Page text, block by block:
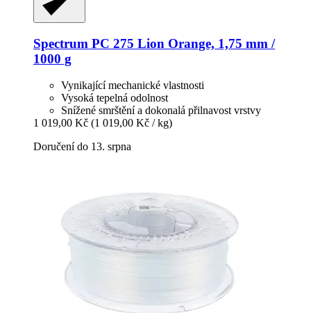
Spectrum PC 275 Lion Orange, 1,75 mm /
1000 g
Vynikající mechanické vlastnosti
Vysoká tepelná odolnost
Snížené smrštění a dokonalá přilnavost vrstvy
1 019,00 Kč (1 019,00 Kč / kg)
Doručení do 13. srpna